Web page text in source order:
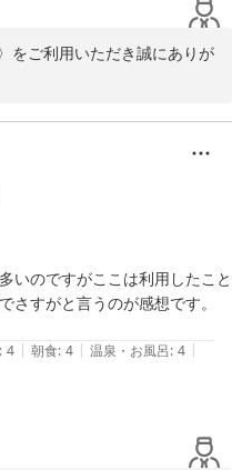
をご利用いただき誠にありが
しても快適にお過ごしいただ
フ一同の大きな励みとなりま
ご提供できるよう努めてま
よりお待ちしております。
いのですがここは利用したこと
さすがと言うのが感想です。
: 4 | 朝食: 4 | 温泉・お風呂: 4 |